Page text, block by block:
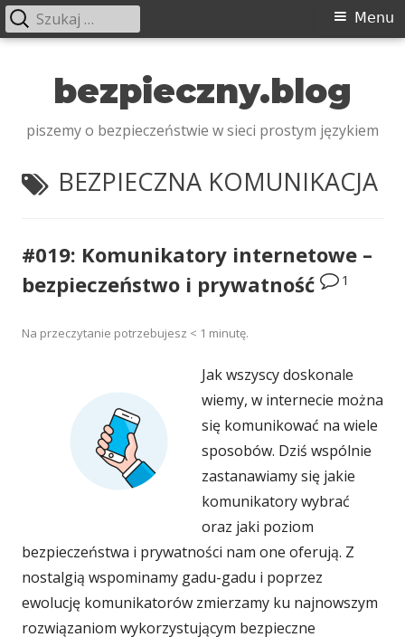
bezpieczny.blog
piszemy o bezpieczeństwie w sieci prostym językiem
Menu
Menu
Szukaj:
TAGI:
BEZPIECZNA KOMUNIKACJA
#019: Komunikatory internetowe –
bezpieczeństwo i prywatność
1
Na przeczytanie potrzebujesz < 1 minutę.
Jak wszyscy doskonale
wiemy, w internecie można
się komunikować na wiele
sposobów. Dziś wspólnie
zastanawiamy się jakie
komunikatory wybrać
oraz jaki poziom
bezpieczeństwa i prywatności nam one oferują. Z
nostalgią wspominamy gadu-gadu i poprzez
ewolucję komunikatorów zmierzamy ku najnowszym
rozwiązaniom wykorzystującym bezpieczne